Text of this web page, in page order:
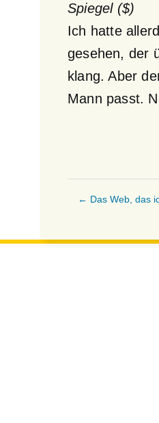
Spiegel ($)
Ich hatte
gesehen, der
klang. Aber
Mann passt.
← Das Web, das